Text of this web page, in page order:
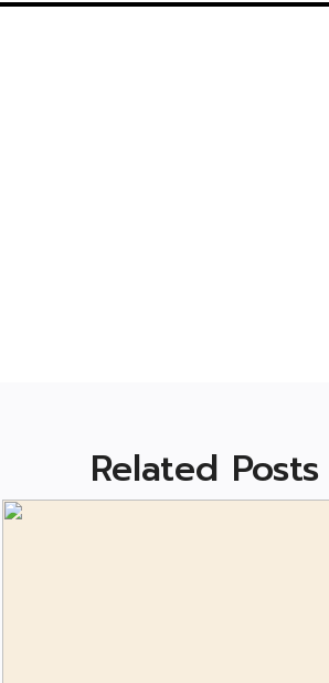
Related Posts